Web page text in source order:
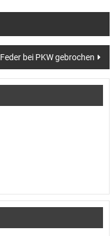
Feder bei PKW gebrochen